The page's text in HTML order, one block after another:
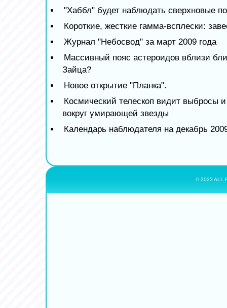
"Хаббл" будет наблюдать сверхновые
Короткие, жесткие гамма-всплески:
Журнал "Небосвод" за март 2009 года
Массивный пояс астероидов вблизи
Зайца?
Новое открытие "Планка".
Космический телескоп видит выбросы
вокруг умирающей звезды
Календарь наблюдателя на декабрь
© 2023 ALL